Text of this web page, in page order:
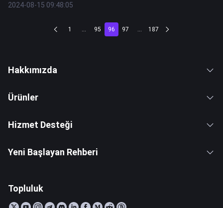
2024-08-15 09:48:05
1 ... 95 96 97 ... 187
Hakkımızda
Ürünler
Hizmet Desteği
Yeni Başlayan Rehberi
Topluluk